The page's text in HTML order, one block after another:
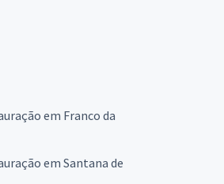
em Franco da
em Santana de